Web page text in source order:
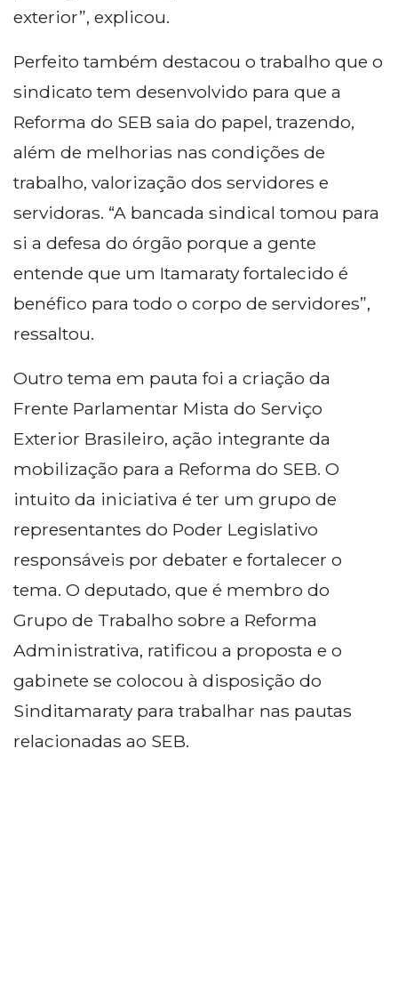
exterior”, explicou.
Perfeito também destacou o trabalho que o
sindicato tem desenvolvido para que a
Reforma do SEB saia do papel, trazendo,
além de melhorias nas condições de
trabalho, valorização dos servidores e
servidoras. “A bancada sindical tomou para
si a defesa do órgão porque a gente
entende que um Itamaraty fortalecido é
benéfico para todo o corpo de servidores”,
ressaltou.
Outro tema em pauta foi a criação da
Frente Parlamentar Mista do Serviço
Exterior Brasileiro, ação integrante da
mobilização para a Reforma do SEB. O
intuito da iniciativa é ter um grupo de
representantes do Poder Legislativo
responsáveis por debater e fortalecer o
tema. O deputado, que é membro do
Grupo de Trabalho sobre a Reforma
Administrativa, ratificou a proposta e o
gabinete se colocou à disposição do
Sinditamaraty para trabalhar nas pautas
relacionadas ao SEB.